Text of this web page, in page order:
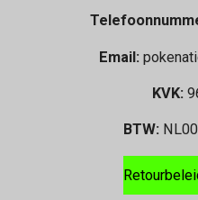
Email:
KVK:
BTW: